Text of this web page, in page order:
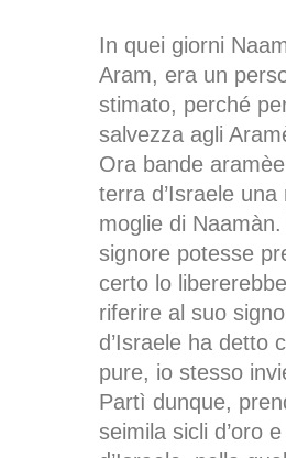
In quei giorni
Aram, era un
stimato, perché
salvezza agli
Ora bande
terra d’Israele
moglie di
signore potesse
certo lo
riferire al suo
d’Israele ha detto
pure, io stesso
Partì dunque,
seimila sicli d’oro